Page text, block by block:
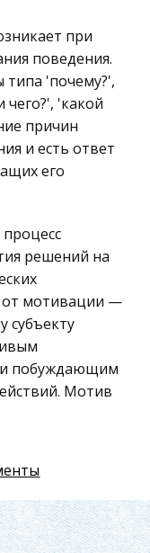
право
Русский
Карлик
при
поведения.
типа 'почему?',
чего?', 'какой
причин
и есть ответ
его
решений на
от мотивации —
субъекту
побуждающим
Мотив
спектр